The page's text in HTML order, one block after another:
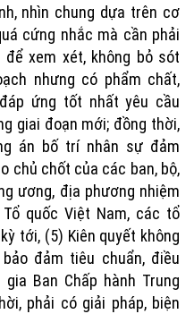
nhìn chung dựa trên cơ
cứng nhắc mà cần phải
xem xét, không bỏ sót
nhưng có phẩm chất,
ứng tốt nhất yêu cầu
giai đoạn mới; đồng thời,
án bố trí nhân sự đảm
chủ chốt của các ban, bộ,
ương, địa phương nhiệm
quốc Việt Nam, các tổ
tới, (5) Kiên quyết không
đảm tiêu chuẩn, điều
Ban Chấp hành Trung
phải có giải pháp, biện